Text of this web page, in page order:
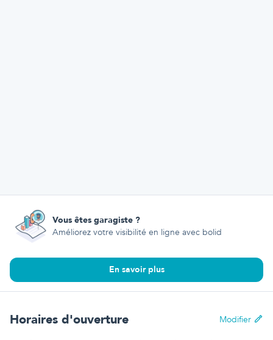
Vous êtes garagiste ?
Améliorez votre visibilité en ligne avec bolid
En savoir plus
Horaires d'ouverture Modifier